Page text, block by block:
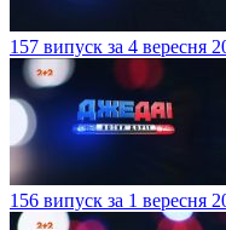
157 випуск за 4 вересня
156 випуск за 1 вересня